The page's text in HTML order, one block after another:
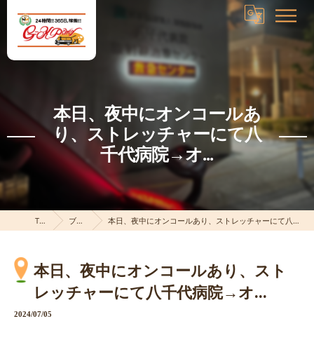
本日、夜中にオンコールあ
り、ストレッチャーにて八
千代病院→オ...
TOP ブログ 本日、夜中にオンコールあり、ストレッチャーにて八千代病院→オ...
本日、夜中にオンコールあり、スト
レッチャーにて八千代病院→オ...
2024/07/05